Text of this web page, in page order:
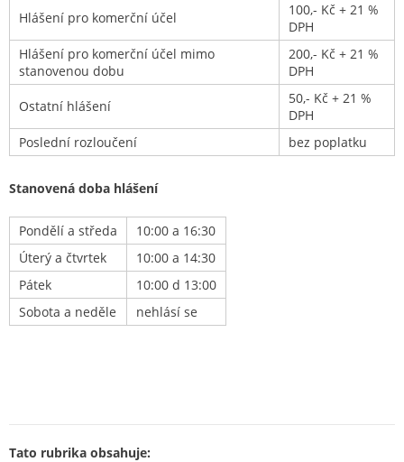
Hlášení pro komerční účel
100,- Kč + 21 %
DPH
Hlášení pro komerční účel mimo
stanovenou dobu
200,- Kč + 21 %
DPH
Ostatní hlášení
50,- Kč + 21 %
DPH
Poslední rozloučení
bez poplatku
Stanovená doba hlášení
Pondělí a středa
10:00 a 16:30
Úterý a čtvrtek
10:00 a 14:30
Pátek
10:00 d 13:00
Sobota a neděle
nehlásí se
Tato rubrika obsahuje: